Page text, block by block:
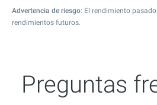
Advertencia de riesgo: El rendimiento
rendimientos futuros.
Preguntas